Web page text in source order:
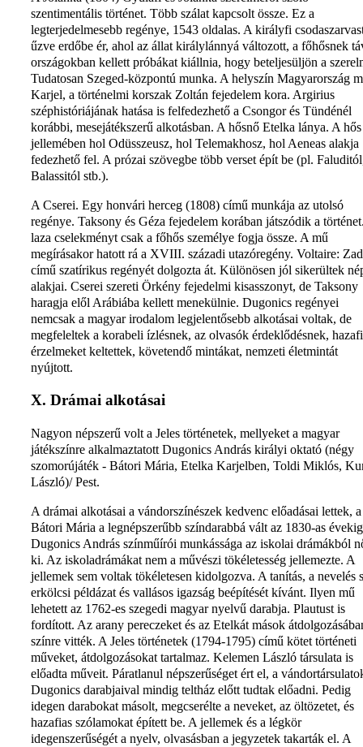
szentimentális történet. Több szálat kapcsolt össze. Ez a
legterjedelmesebb regénye, 1543 oldalas. A királyfi
űzve erdőbe ér, ahol az állat királylánnyá változott, a főhősnek
országokban kellett próbákat kiállnia, hogy beteljesüljön a
Tudatosan Szeged-központú munka. A helyszín Magyarország
Karjel, a történelmi korszak Zoltán fejedelem kora. Argirius
széphistóriájának hatása is felfedezhető a Csongor és Tündénél
korábbi, mesejátékszerű alkotásban. A hősnő Etelka lánya. A hős
jellemében hol Odüsszeusz, hol Telemakhosz, hol Aeneas alakja
fedezhető fel. A prózai szövegbe több verset épít be (pl.
Balassitól stb.).
A Cserei. Egy honvári herceg (1808) című munkája az utolsó
regénye. Taksony és Géza fejedelem korában játszódik a
laza cselekményt csak a főhős személye fogja össze. A mű
megírásakor hatott rá a XVIII. századi utazóregény. Voltaire:
című szatírikus regényét dolgozta át. Különösen jól sikerültek
alakjai. Cserei szereti Örkény fejedelmi kisasszonyt, de Taksony
haragja elől Arábiába kellett menekülnie. Dugonics regényei
nemcsak a magyar irodalom legjelentősebb alkotásai voltak, de
megfeleltek a korabeli ízlésnek, az olvasók érdeklődésnek,
érzelmeket keltettek, követendő mintákat, nemzeti életmintát
nyújtott.
X. Drámai alkotásai
Nagyon népszerű volt a Jeles történetek, mellyeket a magyar
játékszínre alkalmaztatott Dugonics András királyi oktató (négy
szomorújáték - Bátori Mária, Etelka Karjelben, Toldi Miklós,
László)/ Pest.
A drámai alkotásai a vándorszínészek kedvenc előadásai lettek, a
Bátori Mária a legnépszerűbb színdarabbá vált az 1830-as
Dugonics András színműírói munkássága az iskolai drámákból
ki. Az iskoladrámákat nem a művészi tökéletesség jellemezte. A
jellemek sem voltak tökéletesen kidolgozva. A tanítás, a nevelés
erkölcsi példázat és vallásos igazság beépítését kívánt. Ilyen mű
lehetett az 1762-es szegedi magyar nyelvű darabja. Plautust is
fordított. Az arany pereczeket és az Etelkát mások
színre vitték. A Jeles történetek (1794-1795) című kötet történeti
műveket, átdolgozásokat tartalmaz. Kelemen László társulata is
előadta műveit. Páratlanul népszerűséget ért el, a
Dugonics darabjaival mindig teltház előtt tudtak előadni. Pedig
idegen darabokat másolt, megcserélte a neveket, az öltözetet, és
hazafias szólamokat épített be. A jellemek és a légkör
idegenszerűségét a nyelv, olvasásban a jegyzetek takarták el. A